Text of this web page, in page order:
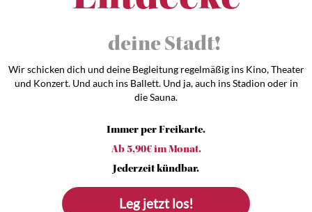
Wir schicken dich und deine Begleitung regelmäßig ins Kino, Theater
und Konzert. Und auch ins Ballett. Und ja, auch ins Stadion oder in
die Sauna.
Immer per Freikarte.
Ab 5,90€ im Monat.
Jederzeit kündbar.
Leg jetzt los!